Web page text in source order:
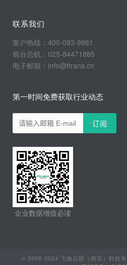
联系我们
客户热线：400-083-9981
前台总机：025-84471885
电子邮箱：info@ftrans.cn
第一时间免费获取行业动态
企业数据增值必读
© 2008-2024 飞驰云联（南京）科技